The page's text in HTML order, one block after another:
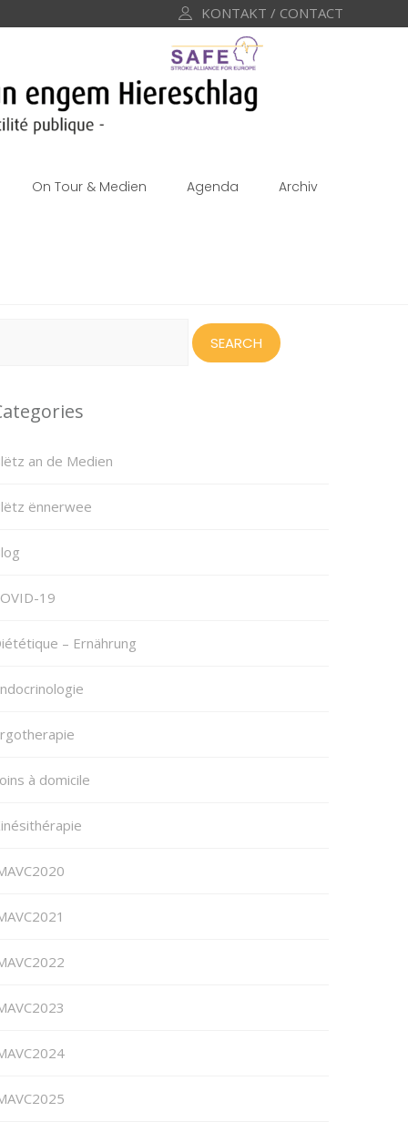
KONTAKT / CONTACT
On Tour & Medien Agenda Archiv
an de Medien
ënnerwee
19
– Ernährung
à domicile